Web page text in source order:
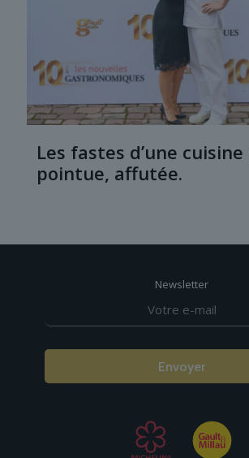
Les fastes d’une
pointue, affutée.
Newsletter